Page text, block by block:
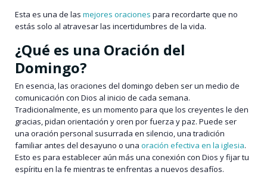
Esta es una de las mejores oraciones para recordarte que no
estás solo al atravesar las incertidumbres de la vida.
¿Qué es una Oración del
Domingo?
En esencia, las oraciones del domingo deben ser un medio de
comunicación con Dios al inicio de cada semana.
Tradicionalmente, es un momento para que los creyentes le den
gracias, pidan orientación y oren por fuerza y paz. Puede ser
una oración personal susurrada en silencio, una tradición
familiar antes del desayuno o una oración efectiva en la iglesia.
Esto es para establecer aún más una conexión con Dios y fijar tu
espíritu en la fe mientras te enfrentas a nuevos desafíos.